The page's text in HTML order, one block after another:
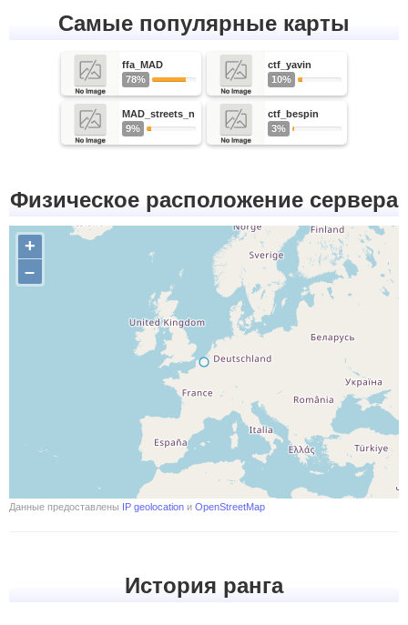
Самые популярные карты
ffa_MAD
78%
ctf_yavin
10%
MAD_streets_n
9%
ctf_bespin
3%
Физическое расположение сервера
+
–
Данные предоставлены IP geolocation и OpenStreetMap
История ранга